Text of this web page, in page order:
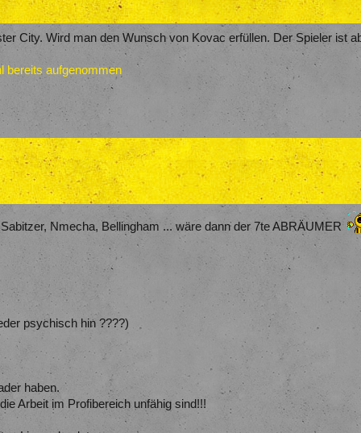
City. Wird man den Wunsch von Kovac erfüllen. Der Spieler ist
bereits aufgenommen
Nmecha, Bellingham ... wäre dann der 7te ABRÄUMER
psychisch hin ????)
haben.
Arbeit im Profibereich unfähig sind!!!